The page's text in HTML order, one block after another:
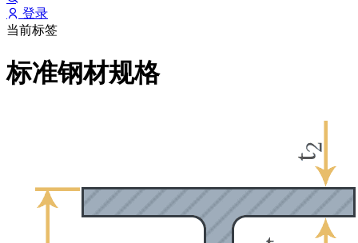
登录
当前标签
标准钢材规格